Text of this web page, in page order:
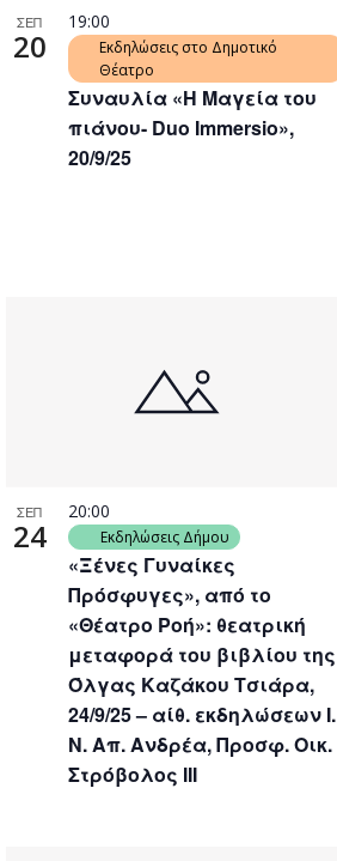
ΣΕΠ
20
Συναυλία «Η Μαγεία του
πιάνου- Duo Immersio»,
20/9/25
19:00
Εκδηλώσεις στο Δημοτικό
Θέατρο
ΣΕΠ
24
«Ξένες Γυναίκες
Πρόσφυγες», από το
«Θέατρο Ροή»: θεατρική
μεταφορά του βιβλίου της
Όλγας Καζάκου Τσιάρα,
24/9/25 – αίθ. εκδηλώσεων Ι.
Ν. Απ. Ανδρέα, Προσφ. Οικ.
Στρόβολος ΙΙΙ
20:00
Εκδηλώσεις Δήμου